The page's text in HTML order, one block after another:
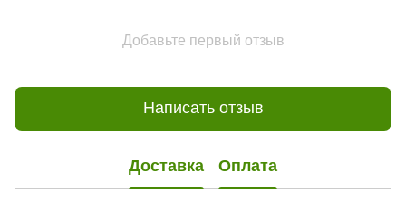
Добавьте первый отзыв
Написать отзыв
Доставка Оплата